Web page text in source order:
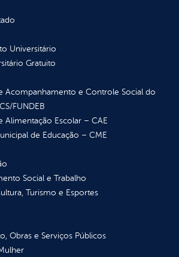
Universitário
Gratuito
Acompanhamento e Controle Social do
FUNDEB
Alimentação Escolar – CAE
de Educação – CME
Social e Trabalho
Turismo e Esportes
Obras e Serviços Públicos